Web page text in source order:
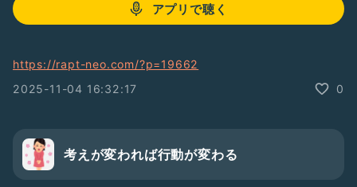
アプリで聴く
https://rapt-neo.com/?p=19662
2025-11-04 16:32:17
0
考えが変われば行動が変わる